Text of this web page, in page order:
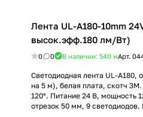
Лента UL-A180-10mm
высок.эфф.180 лм/Вт)
0 0 В наличии: 540 мАрт.
Светодиодная лента UL-A180,
на 5 м), белая плата, скотч
120°. Питание 24 В, мощность
отрезок 50 мм, 9 светодиодов.